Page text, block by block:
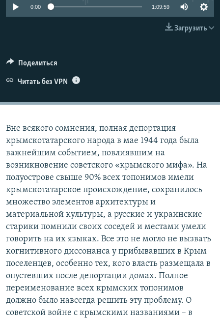
ПОБЕДИТЕЛЕЙ НЕ СУДЯТ?
УКРАИНСКАЯ ПРОБЛЕМА КРЫМА
ПРИСОЕДИНЯЙТЕСЬ!
Все сайты RFE/RL
0:00 1:09:59
Загрузить
Поделиться
Читать без VPN
Вне всякого сомнения, полная депортация
крымскотатарского народа в мае 1944 года была
важнейшим событием, повлиявшим на
возникновение советского «крымского мифа». На
полуострове свыше 90% всех топонимов имели
крымскотатарское происхождение, сохранилось
множество элементов архитектуры и
материальной культуры, а русские и украинские
старики помнили своих соседей и местами умели
говорить на их языках. Все это не могло не вызвать
когнитивного диссонанса у прибывавших в Крым
поселенцев, особенно тех, кого власть размещала в
опустевших после депортации домах. Полное
переименование всех крымских топонимов
должно было навсегда решить эту проблему. О
советской войне с крымскими названиями – в